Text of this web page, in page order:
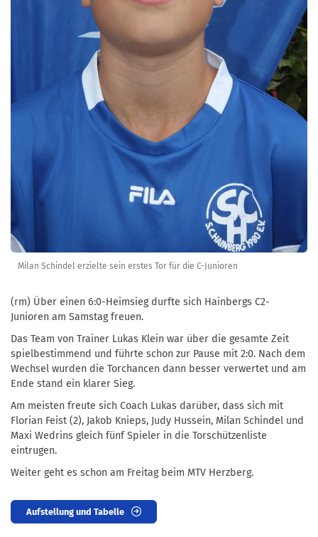
Milan Schindel erzielte sein erstes Tor für die C-Junioren
(rm) Über einen 6:0-Heimsieg durfte sich Hainbergs C2-
Junioren am Samstag freuen.
Das Team von Trainer Lukas Klein war über die gesamte Zeit
spielbestimmend und führte schon zur Pause mit 2:0. Nach dem
Wechsel wurden die Torchancen dann besser verwertet und am
Ende stand ein klarer Sieg.
Am meisten freute sich Coach Lukas darüber, dass sich mit
Florian Feist (2), Jakob Knieps, Judy Hussein, Milan Schindel und
Maxi Wedrins gleich fünf Spieler in die Torschützenliste
eintrugen.
Weiter geht es schon am Freitag beim MTV Herzberg.
Aufstellung und Tabelle